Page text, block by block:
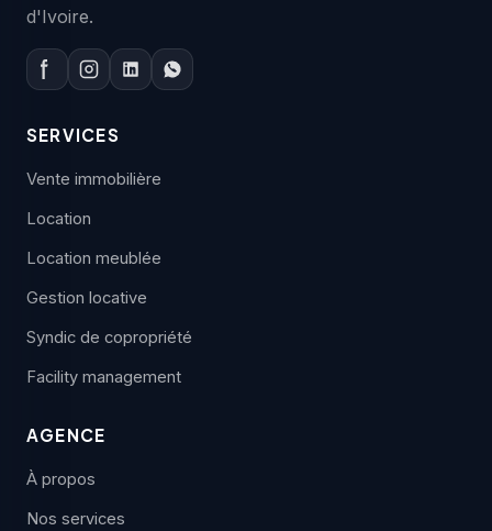
d'Ivoire.
SERVICES
Vente immobilière
Location
Location meublée
Gestion locative
Syndic de copropriété
Facility management
AGENCE
À propos
Nos services